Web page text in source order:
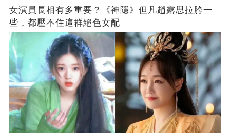
女演員長相有多重要？《神隱》但凡趙露思拉胯一
些，都壓不住這群絕色女配